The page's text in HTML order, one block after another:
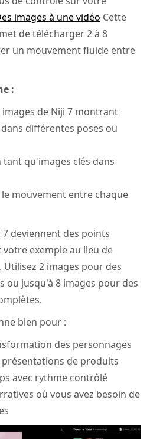
images à une vidéo Cette
de télécharger 2 à 8
un mouvement fluide entre
:
de Niji 7 montrant
différentes poses ou
tant qu'images clés dans
mouvement entre chaque
deviennent des points
votre exemple au lieu de
Utilisez 2 images pour des
jusqu'à 8 images pour des
bien pour :
des personnages
de produits
avec rythme contrôlé
où vous avez besoin de